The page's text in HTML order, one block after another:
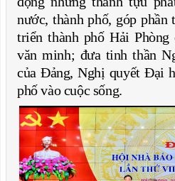
nước, thành phố, góp
triển thành phố Hải Phòng
văn minh; đưa tinh thần
của Đảng, Nghị quyết Đại
phố vào cuộc sống.